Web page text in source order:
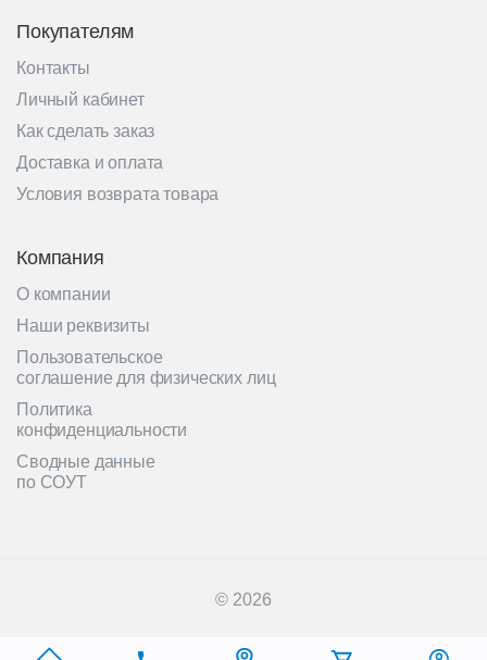
Покупателям
Контакты
Личный кабинет
Как сделать заказ
Доставка и оплата
Условия возврата товара
Компания
О компании
Наши реквизиты
Пользовательское
соглашение для физических лиц
Политика
конфиденциальности
Сводные данные
по СОУТ
© 2026